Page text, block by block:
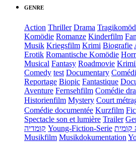
GENRE
Action Thriller Drama
Komödie Romanze Kinderfilm
Musik Kriegsfilm Krimi Biografie
Erotik Romantische Komödie
Musical Fantasy Roadmovie
Comedy test Documentary
Reportage Biopic Fantastique
Aventure Fernsehfilm Comédie
Historienfilm Mystery Court
Comédie documentée Kurzfilm
Spectacle son et lumière Trailer
קומדיה Young-Fiction-Serie קומית
Musikfilm Musikdokumentation